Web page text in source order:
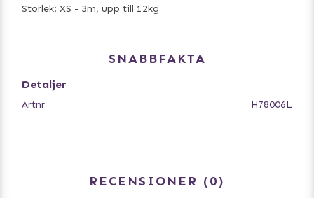
Storlek: XS - 3m, upp till 12kg
SNABBFAKTA
Detaljer
Artnr H78006L
RECENSIONER 0